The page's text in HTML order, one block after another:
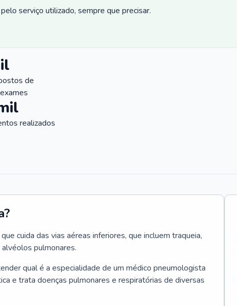
serviço utilizado, sempre que precisar.
de
realizados
cuida das vias aéreas inferiores, que incluem traqueia,
pulmonares.
qual é a especialidade de um médico pneumologista
e trata doenças pulmonares e respiratórias de diversas